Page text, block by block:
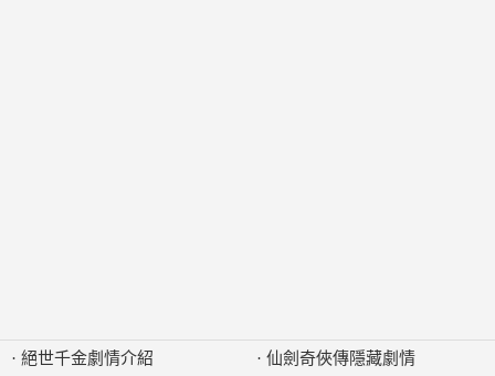
· 絕世千金劇情介紹
· 仙劍奇俠傳隱藏劇情